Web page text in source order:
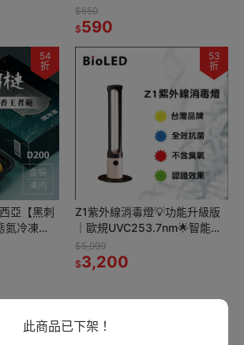
此商品已下架！
薄荷精油｜舒壓放鬆 × 提神醒
腦 × 肌肉舒緩
$650
$590
54
折
亞【黑刺
氮冷凍
53
折
Z1紫外線消毒燈💡功能升級版
｜歐規UVC253.7nm🌟智能偵
測👁️99%抑菌✔️安全停機🚫
$5,999
$3,200